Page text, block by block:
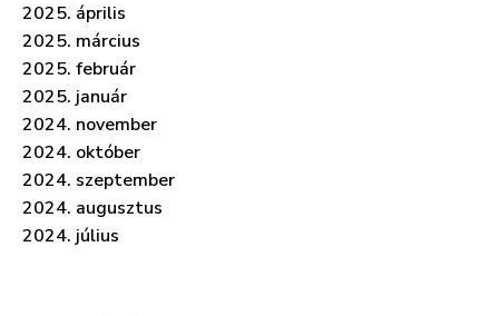
2025. április
2025. március
2025. február
2025. január
2024. november
2024. október
2024. szeptember
2024. augusztus
2024. július